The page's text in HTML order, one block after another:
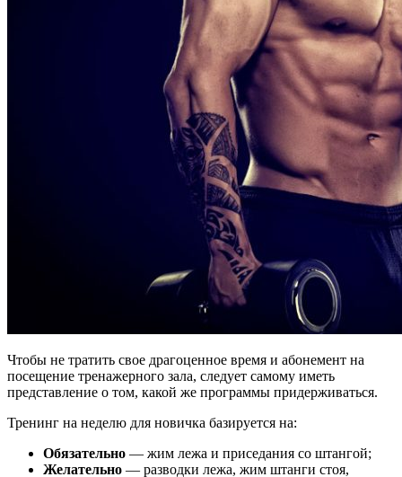
Чтобы не тратить свое драгоценное время и абонемент на
посещение тренажерного зала, следует самому иметь
представление о том, какой же программы придерживаться.
Тренинг на неделю для новичка базируется на:
Обязательно — жим лежа и приседания со штангой;
Желательно — разводки лежа, жим штанги стоя,